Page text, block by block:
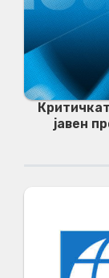
јавен